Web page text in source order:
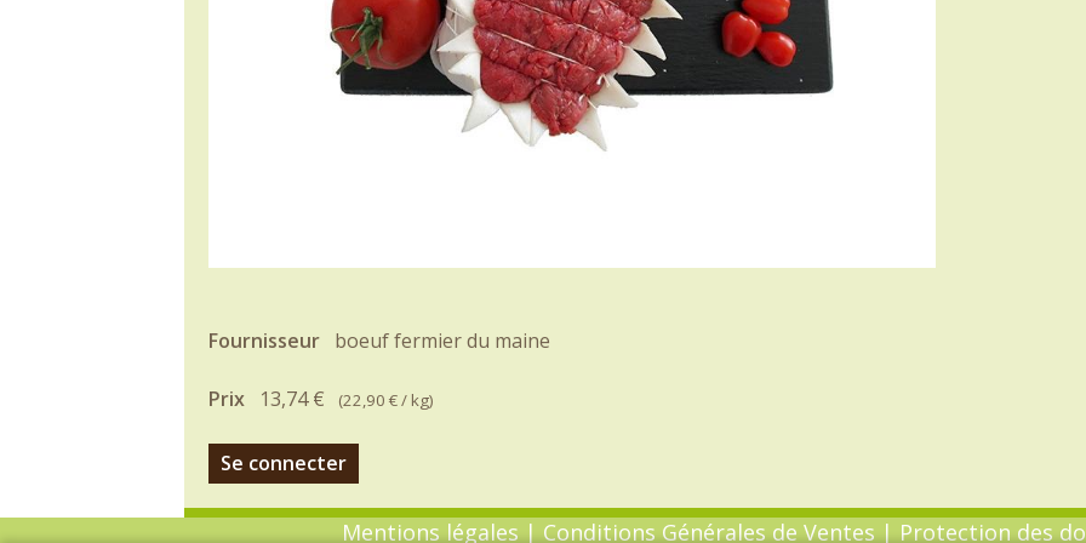
Fournisseur boeuf fermier du maine
Prix 13,74 € (22,90 €/ kg)
Se connecter
Mentions légales | Conditions Générales de Ventes | Protection des